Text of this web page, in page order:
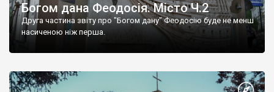
Богом дана Феодосія. Місто Ч.2
Друга частина звіту про "Богом дану" Феодосію буде не менш
насиченою ніж перша.